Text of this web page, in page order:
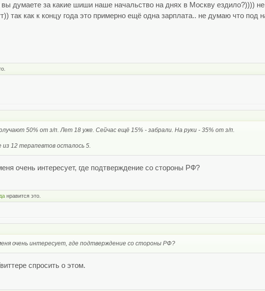
вы думаете за какие шиши наше начальство на днях в Москву ездило?))))
так как к концу года это примерно ещё одна зарплата.. не думаю что под
50% от з/п. Лет 18 уже. Сейчас ещё 15% - забрали. На руки - 35% от з/п.
из 12 терапевтов осталось 5.
очень интересует, где подтверждение со стороны РФ?
нравится это.
очень интересует, где подтверждение со стороны РФ?
спросить о этом.